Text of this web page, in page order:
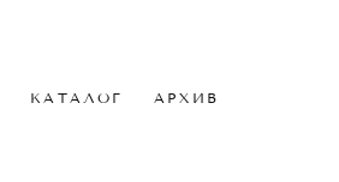
КАТАЛОГ АРХИВ
КАТАЛОГ АРХИВ